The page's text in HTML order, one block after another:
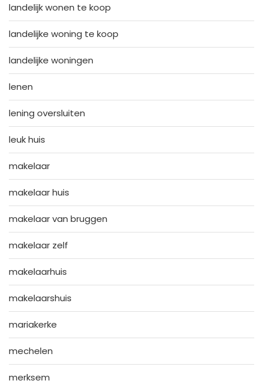
landelijk wonen te koop
landelijke woning te koop
landelijke woningen
lenen
lening oversluiten
leuk huis
makelaar
makelaar huis
makelaar van bruggen
makelaar zelf
makelaarhuis
makelaarshuis
mariakerke
mechelen
merksem